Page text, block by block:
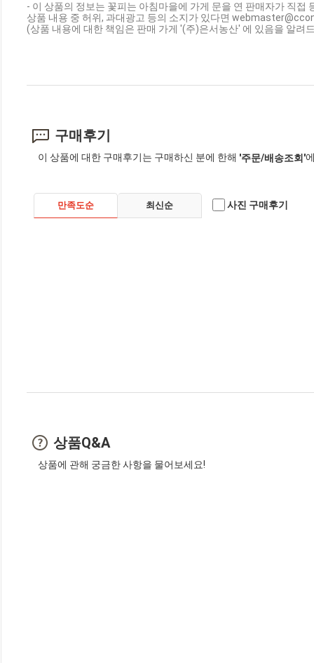
- 이 상품의 정보는 꽃피는 아침마을에 가게 문을 연 판매자가 직접
상품 내용 중 허위, 과대광고 등의 소지가 있다면
(상품 내용에 대한 책임은 판매 가게 '(주)은서농산' 에 있음을 알려
구매후기
이 상품에 대한 구매후기는 구매하신 분에 한해 '주문/배송조회'
만족도순 최신순 사진 구매후기
상품Q&A
상품에 관해 궁금한 사항을 물어보세요!